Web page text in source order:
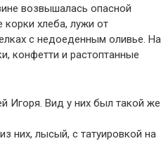
возвышалась опасной
хлеба, лужи от
с недоеденным оливье. На
конфетти и растоптанные
Игоря. Вид у них был такой же
них, лысый, с татуировкой на